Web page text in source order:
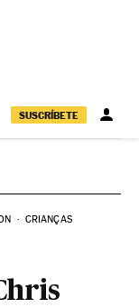
SUSCRÍBETE
CRIANÇAS